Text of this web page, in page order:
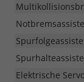
Elektrische